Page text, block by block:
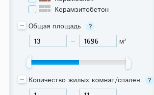
Керамзитобетон
Общая площадь
м²
Количество жилых комнат/спален